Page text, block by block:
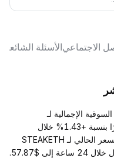
الاجتماعيالأسئلة الشائعة
تبلغ القيمة السوقية الإجمالية لـ
STEAKETH نحو $23.21M، ما يمثل تغيرًا بنسبة +1.43% خلال
الساعات الأربع والعشرين الماضية. ويبلغ السعر الحالي لـ STEAKETH
مقدار $1,992.86، بينما يصل حجم التداول خلال 24 ساعة إلى $57.87.